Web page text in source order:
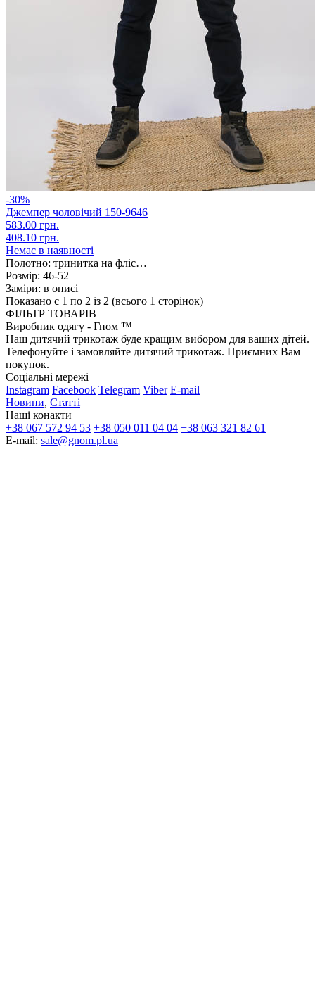
-30%
Джемпер чоловічий 150-9646
583.00 грн.
408.10 грн.
Немає в наявності
Полотно: тринитка на фліс…
Розмір: 46-52
Заміри: в описі
Показано с 1 по 2 із 2 (всього 1 сторінок)
ФІЛЬТР ТОВАРІВ
Виробник одягу - Гном ™
Наш дитячий трикотаж буде кращим вибором для ваших дітей.
Телефонуйте і замовляйте дитячий трикотаж. Приємних Вам
покупок.
Соціальні мережі
Instagram Facebook Telegram Viber E-mail
Новини, Статті
Наші конакти
+38 067 572 94 53 +38 050 011 04 04 +38 063 321 82 61
E-mail: sale@gnom.pl.ua